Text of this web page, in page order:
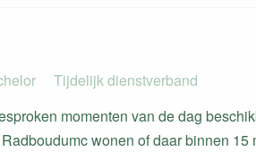
Tijdelijk dienstverband
momenten van de dag
wonen of daar binnen